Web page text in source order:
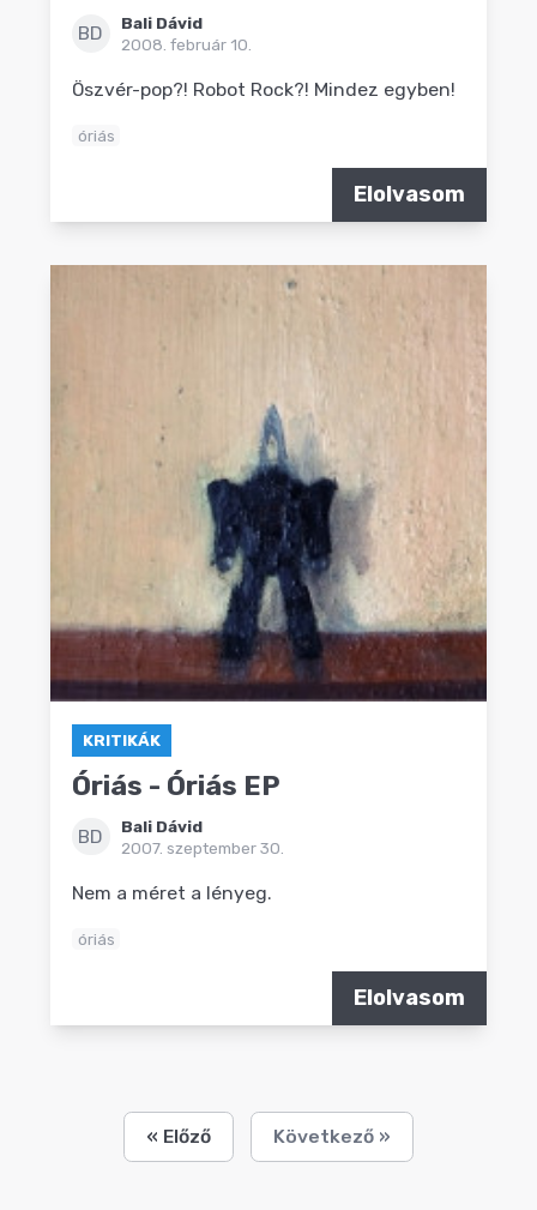
BD
Bali Dávid
2008. február 10.
Öszvér-pop?! Robot Rock?! Mindez egyben!
óriás
Elolvasom
KRITIKÁK
Óriás - Óriás EP
BD
Bali Dávid
2007. szeptember 30.
Nem a méret a lényeg.
óriás
Elolvasom
« Előző Következő »